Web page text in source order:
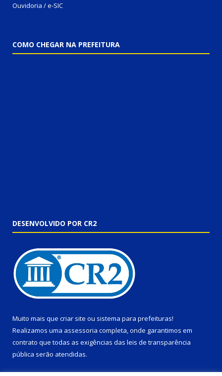
Ouvidoria / e-SIC
COMO CHEGAR NA PREFEITURA
DESENVOLVIDO POR CR2
Muito mais que criar site ou sistema para prefeituras!
Realizamos uma assessoria completa, onde garantimos em
contrato que todas as exigências das leis de transparência
pública serão atendidas.